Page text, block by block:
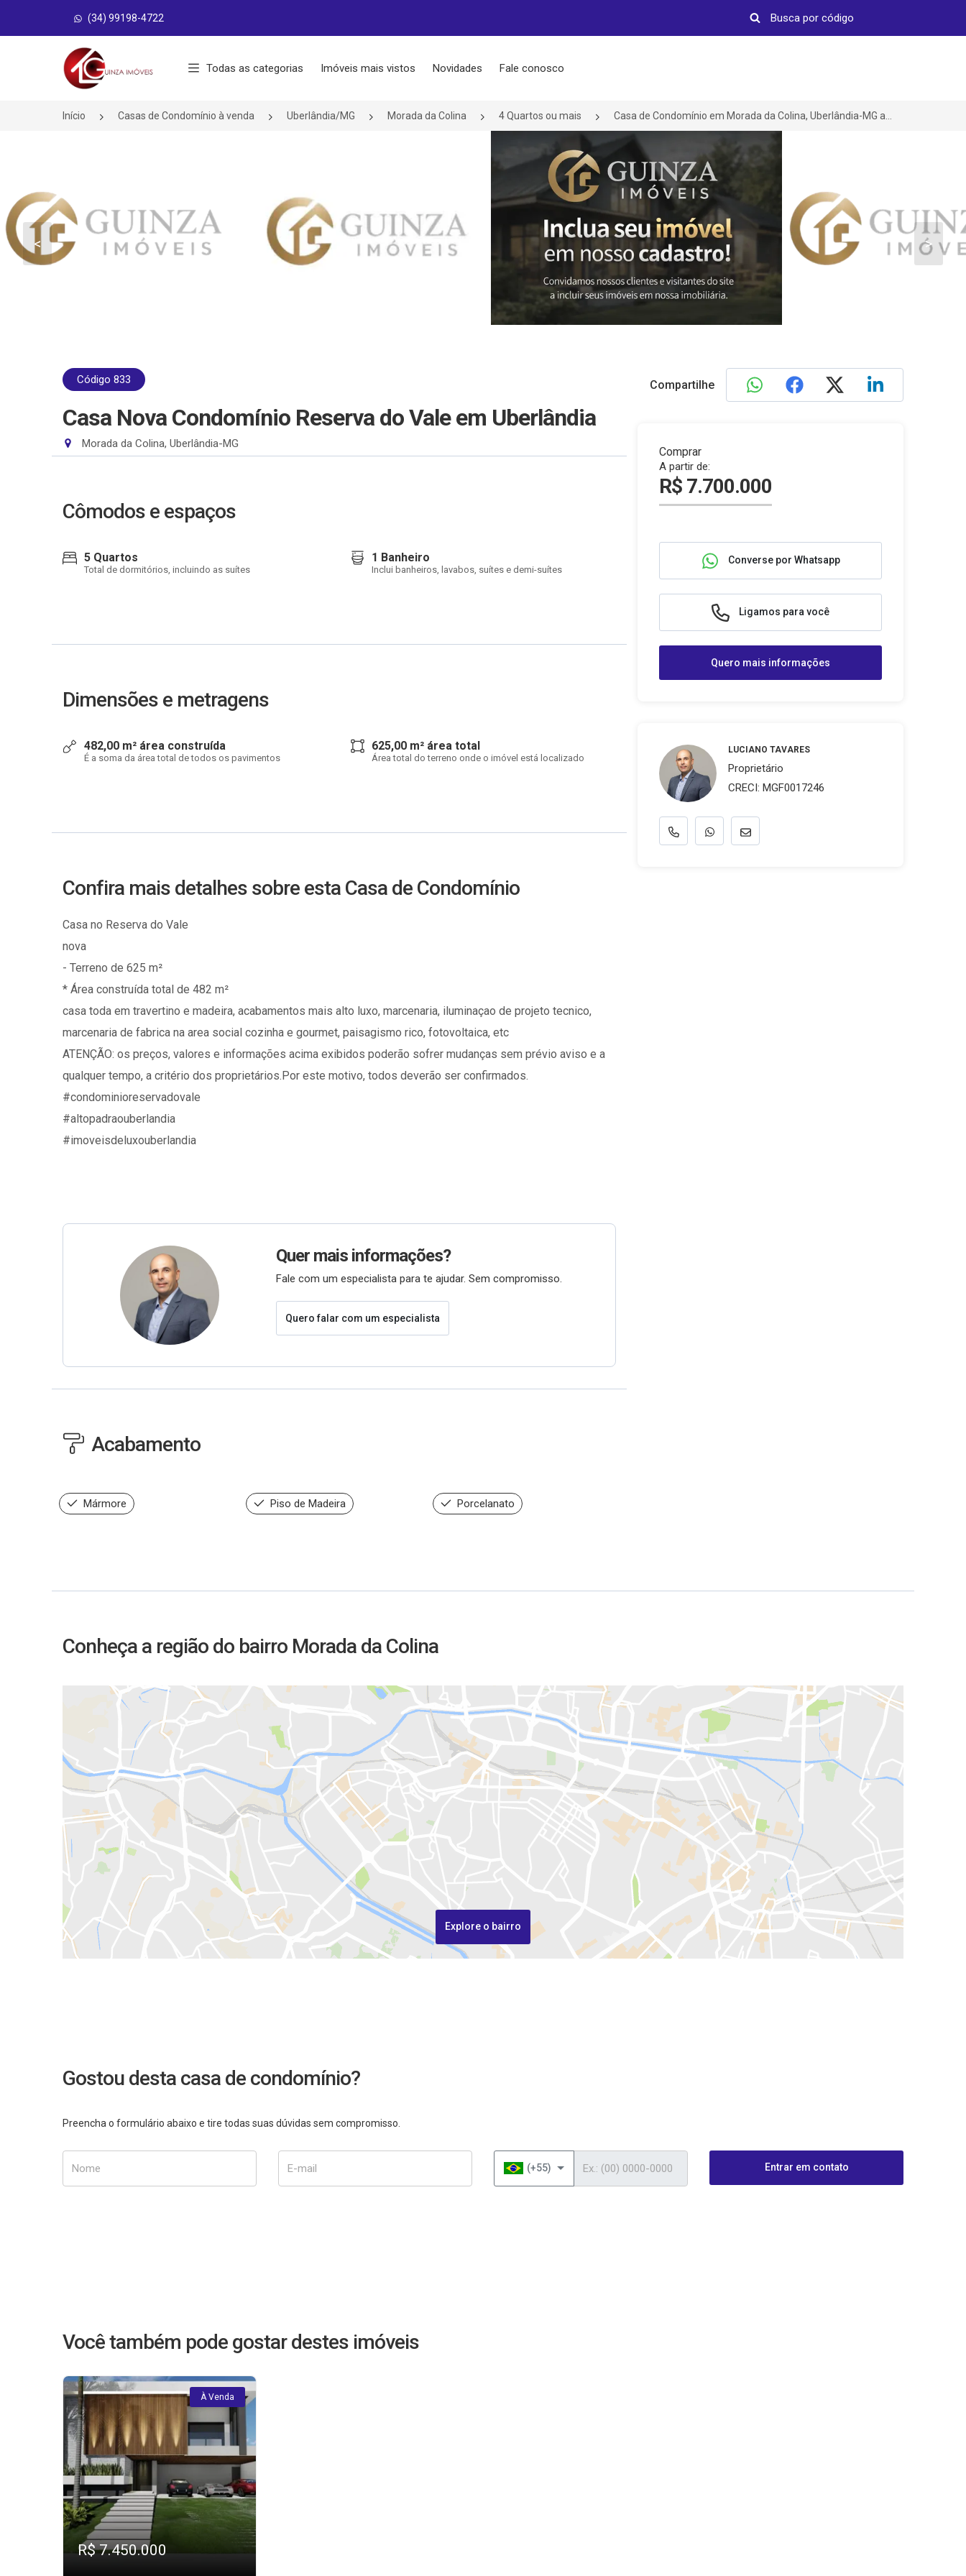
(34) 99198-4722
Página inicial
Todas as categorias Imóveis mais vistos Novidades Fale conosco
Início Casas de Condomínio à venda Uberlândia/MG Morada da Colina 4 Quartos ou mais
< >
Código 833
Casa Nova Condomínio Reserva do Vale em Uberlândia
Morada da Colina, Uberlândia-MG
Cômodos e espaços
5 Quartos
Total de dormitórios, incluindo as suítes
1 Banheiro
Inclui banheiros, lavabos, suítes e demi-suítes
Dimensões e metragens
482,00 m² área construída
É a soma da área total de todos os pavimentos
625,00 m² área total
Área total do terreno onde o imóvel está localizado
Confira mais detalhes sobre esta Casa de Condomínio
Casa no Reserva do Vale
nova
- ⁠Terreno de 625 m²
* Área construída total de 482 m²
casa toda em travertino e madeira, acabamentos mais alto luxo, marcenaria, iluminaçao de projeto tecnico,
marcenaria de fabrica na area social cozinha e gourmet, paisagismo rico, fotovoltaica, etc
ATENÇÃO: os preços, valores e informações acima exibidos poderão sofrer mudanças sem prévio aviso e a
qualquer tempo, a critério dos proprietários.Por este motivo, todos deverão ser confirmados.
#condominioreservadovale
#altopadraouberlandia
#imoveisdeluxouberlandia
Quer mais informações?
Fale com um especialista para te ajudar. Sem compromisso.
Quero falar com um especialista
Acabamento
Mármore Piso de Madeira Porcelanato
Compartilhe
Comprar
A partir de:
R$ 7.700.000
Converse por Whatsapp
Ligamos para você
Quero mais informações
LUCIANO TAVARES
Proprietário
CRECI: MGF0017246
Conheça a região do bairro Morada da Colina
Explore o bairro
Gostou desta casa de condomínio?
Preencha o formulário abaixo e tire todas suas dúvidas sem compromisso.
(+55) Entrar em contato
Você também pode gostar destes imóveis
À Venda
R$ 7.450.000